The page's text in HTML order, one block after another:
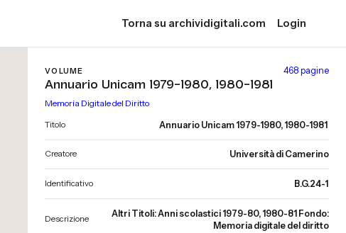
Torna su archividigitali.com Login
VOLUME 468 pagine
Annuario Unicam 1979-1980, 1980-1981
Memoria Digitale del Diritto
Titolo Annuario Unicam 1979-1980, 1980-1981
Creatore Università di Camerino
Identificativo B.G.24-1
Descrizione
Altri Titoli: Anni scolastici 1979-80, 1980-81 Fondo:
Memoria digitale del diritto